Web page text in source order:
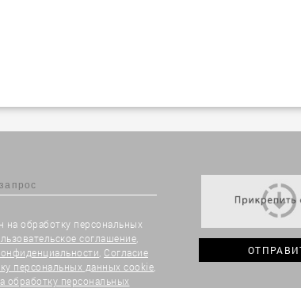
на обработку персональных
соглашение
Согласие
персональных данных cookie
обработку персональных